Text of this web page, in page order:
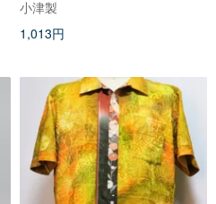
小津製
1,013円